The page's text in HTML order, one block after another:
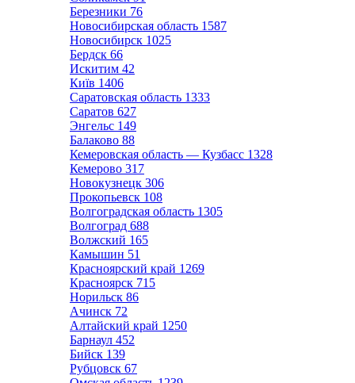
Березники 76
Новосибирская область 1587
Новосибирск 1025
Бердск 66
Искитим 42
Київ 1406
Саратовская область 1333
Саратов 627
Энгельс 149
Балаково 88
Кемеровская область — Кузбасс 1328
Кемерово 317
Новокузнецк 306
Прокопьевск 108
Волгоградская область 1305
Волгоград 688
Волжский 165
Камышин 51
Красноярский край 1269
Красноярск 715
Норильск 86
Ачинск 72
Алтайский край 1250
Барнаул 452
Бийск 139
Рубцовск 67